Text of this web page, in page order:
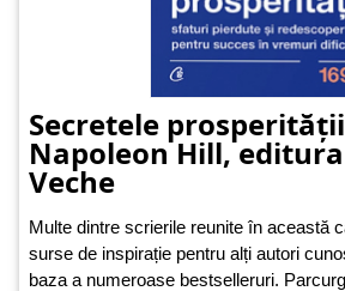
Secretele
Napoleon Hill,
Veche
Multe dintre scrierile reunite în această
surse de inspirație pentru alți autori
baza a numeroase bestselleruri.